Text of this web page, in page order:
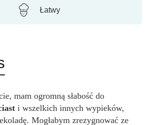
Łatwy
mam ogromną słabość do
i wszelkich innych wypieków,
Mogłabym zrezygnować ze